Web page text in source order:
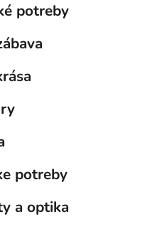
potreby
potreby
a optika